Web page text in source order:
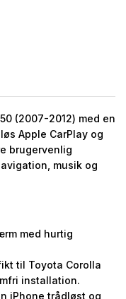
(2007-2012) med en
Apple CarPlay og
brugervenlig
musik og
med hurtig
til Toyota Corolla
installation.
iPhone trådløst og